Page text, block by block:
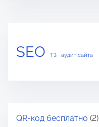
SEO ТЗ аудит сайта
QR-код бесплатно (2)